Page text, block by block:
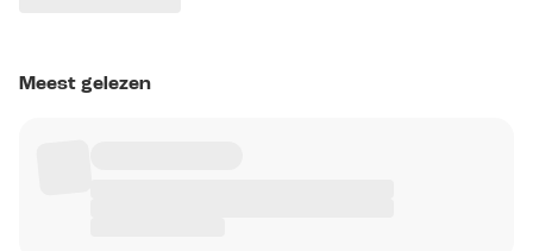
Meest gelezen